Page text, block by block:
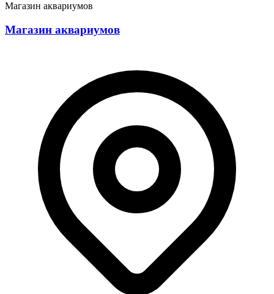
Магазин аквариумов
Магазин аквариумов